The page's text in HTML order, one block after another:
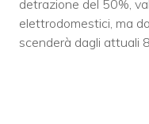
detrazione del 50%,
elettrodomestici, ma
scenderà dagli attuali